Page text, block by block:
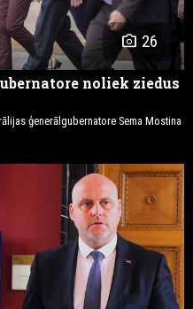
photo_camera 26
noliek ziedus
ģenerālgubernatore Sema Mostina